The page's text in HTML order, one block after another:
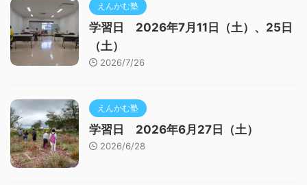
えんかむ塾
学習日 2026年7月11日（土）、25日
（土）
2026/7/26
えんかむ塾
学習日 2026年6月27日（土）
2026/6/28